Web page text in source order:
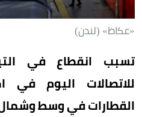
«عكاظ» (لندن)
تسبب انقطاع في
للاتصالات اليوم
القطارات في وسط وشمال